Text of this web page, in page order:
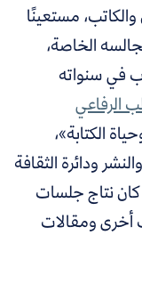
مستعينًا
الخاصة،
في سنواته
الرفاعي
الكتابة»،
ودائرة الثقافة
2008، والذي كان نتاج جلسات
أخرى ومقالات